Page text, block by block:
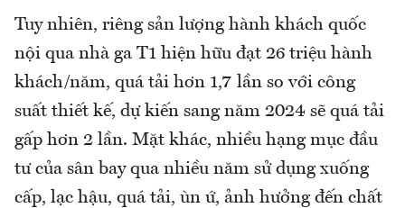
Tuy nhiên, riêng sản lượng hành khách quốc
nội qua nhà ga T1 hiện hữu đạt 26 triệu hành
khách/năm, quá tải hơn 1,7 lần so với công
suất thiết kế, dự kiến sang năm 2024 sẽ quá tải
gấp hơn 2 lần. Mặt khác, nhiều hạng mục đầu
tư của sân bay qua nhiều năm sử dụng xuống
cấp, lạc hậu, quá tải, ùn ứ, ảnh hưởng đến chất